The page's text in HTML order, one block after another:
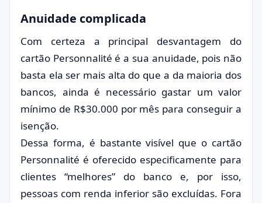
Anuidade complicada
Com certeza a principal desvantagem do
cartão Personnalité é a sua anuidade, pois não
basta ela ser mais alta do que a da maioria dos
bancos, ainda é necessário gastar um valor
mínimo de R$30.000 por mês para conseguir a
isenção.
Dessa forma, é bastante visível que o cartão
Personnalité é oferecido especificamente para
clientes “melhores” do banco e, por isso,
pessoas com renda inferior são excluídas. Fora